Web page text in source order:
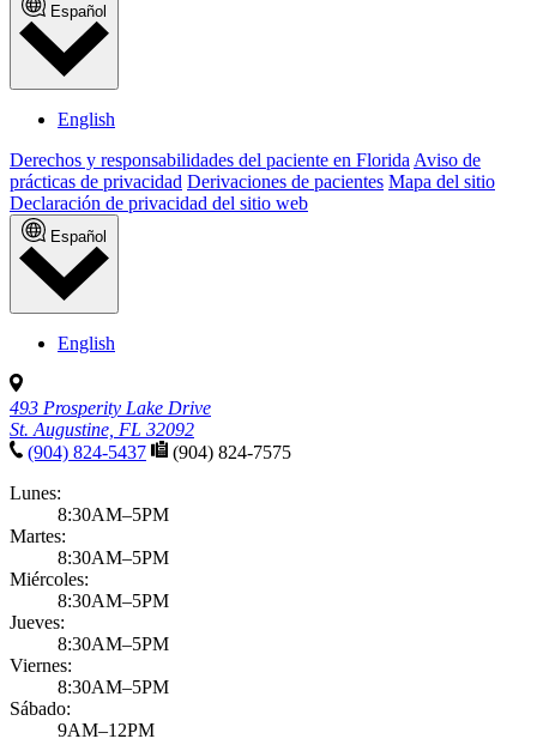
Español
English
Derechos y responsabilidades del paciente en Florida Aviso de
prácticas de privacidad Derivaciones de pacientes Mapa del sitio
Declaración de privacidad del sitio web
Español
English
493 Prosperity Lake Drive
St. Augustine, FL 32092
(904) 824-5437
(904) 824-7575
Lunes:
8:30AM–5PM
Martes:
8:30AM–5PM
Miércoles:
8:30AM–5PM
Jueves:
8:30AM–5PM
Viernes:
8:30AM–5PM
Sábado:
9AM–12PM